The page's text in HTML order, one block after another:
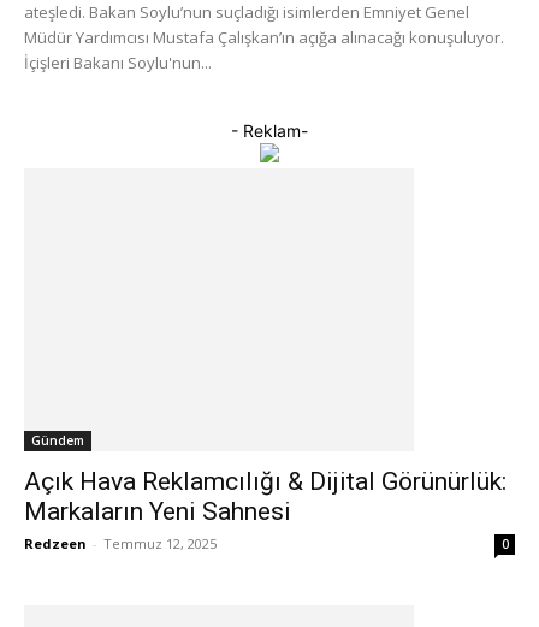
ateşledi. Bakan Soylu’nun suçladığı isimlerden Emniyet Genel
Müdür Yardımcısı Mustafa Çalışkan’ın açığa alınacağı konuşuluyor.
İçişleri Bakanı Soylu'nun...
- Reklam-
Gündem
Açık Hava Reklamcılığı & Dijital Görünürlük:
Markaların Yeni Sahnesi
Redzeen - Temmuz 12, 2025 0